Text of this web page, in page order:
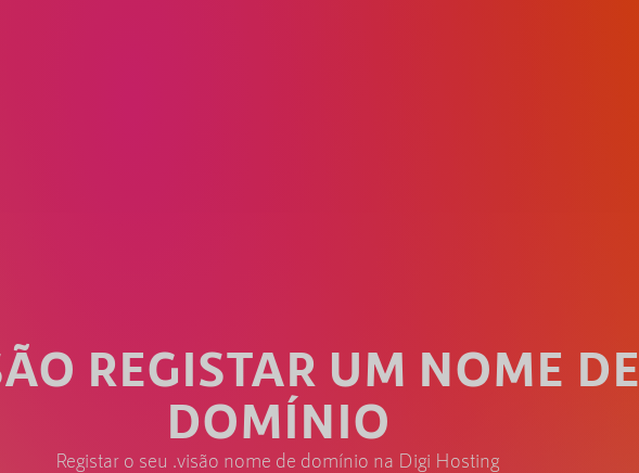
REGISTAR UM NOME DE
DOMÍNIO
Registar o seu .visão nome de domínio na Digi Hosting